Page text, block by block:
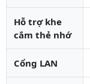
Hỗ trợ khe
cắm thẻ nhớ
Cổng LAN